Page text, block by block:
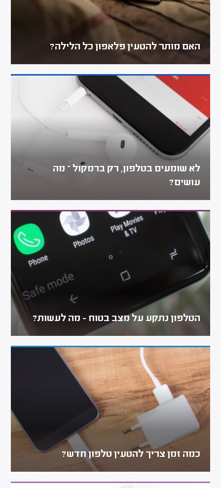
האם מותר להטעין פלאפון כל הלילה?
לא שומעים בטלפון, רק ברמקול – מה
עושים?
הטלפון נתקע על מצב בטוח - מה לעשות?
כמה זמן צריך להטעין טלפון חדש?